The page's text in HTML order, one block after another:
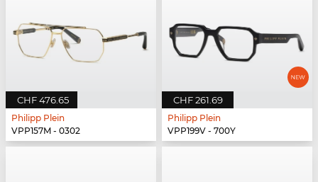
CHF 476.65
Philipp Plein
VPP157M - 0302
CHF 261.69
Philipp Plein
VPP199V - 700Y